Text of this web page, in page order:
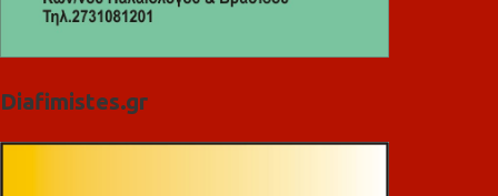
Diafimistes.gr